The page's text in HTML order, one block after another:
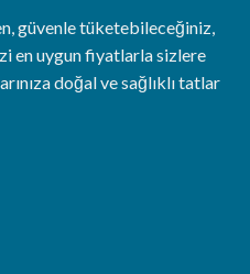
güvenle tüketebileceğiniz,
en uygun fiyatlarla sizlere
doğal ve sağlıklı tatlar